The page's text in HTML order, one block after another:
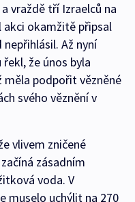
vraždě tří Izraelců na
akci okamžitě připsal
Až nyní
že únos byla
měla podpořit vězněné
svého věznění v
vlivem zničené
zásadním
voda. V
muselo uchýlit na 270